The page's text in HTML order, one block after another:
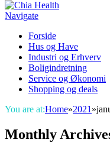
Navigate
Forside
Hus og Have
Industri og Erhverv
Boligindretning
Service og Økonomi
Shopping og deals
You are at:Home»2021 »
Monthly